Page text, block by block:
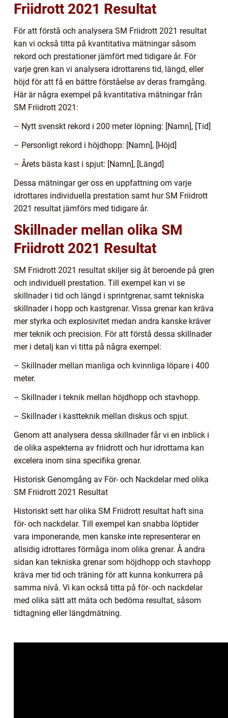
Friidrott 2021 Resultat
För att förstå och analysera SM Friidrott 2021 resultat
kan vi också titta på kvantitativa mätningar såsom
rekord och prestationer jämfört med tidigare år. För
varje gren kan vi analysera idrottarens tid, längd, eller
höjd för att få en bättre förståelse av deras framgång.
Här är några exempel på kvantitativa mätningar från
SM Friidrott 2021:
– Nytt svenskt rekord i 200 meter löpning: [Namn], [Tid]
– Personligt rekord i höjdhopp: [Namn], [Höjd]
– Årets bästa kast i spjut: [Namn], [Längd]
Dessa mätningar ger oss en uppfattning om varje
idrottares individuella prestation samt hur SM Friidrott
2021 resultat jämförs med tidigare år.
Skillnader mellan olika SM
Friidrott 2021 Resultat
SM Friidrott 2021 resultat skiljer sig åt beroende på gren
och individuell prestation. Till exempel kan vi se
skillnader i tid och längd i sprintgrenar, samt tekniska
skillnader i hopp och kastgrenar. Vissa grenar kan kräva
mer styrka och explosivitet medan andra kanske kräver
mer teknik och precision. För att förstå dessa skillnader
mer i detalj kan vi titta på några exempel:
– Skillnader mellan manliga och kvinnliga löpare i 400
meter.
– Skillnader i teknik mellan höjdhopp och stavhopp.
– Skillnader i kastteknik mellan diskus och spjut.
Genom att analysera dessa skillnader får vi en inblick i
de olika aspekterna av friidrott och hur idrottarna kan
excelera inom sina specifika grenar.
Historisk Genomgång av För- och Nackdelar med olika
SM Friidrott 2021 Resultat
Historiskt sett har olika SM Friidrott resultat haft sina
för- och nackdelar. Till exempel kan snabba löptider
vara imponerande, men kanske inte representerar en
allsidig idrottares förmåga inom olika grenar. Å andra
sidan kan tekniska grenar som höjdhopp och stavhopp
kräva mer tid och träning för att kunna konkurrera på
samma nivå. Vi kan också titta på för- och nackdelar
med olika sätt att mäta och bedöma resultat, såsom
tidtagning eller längdmätning.